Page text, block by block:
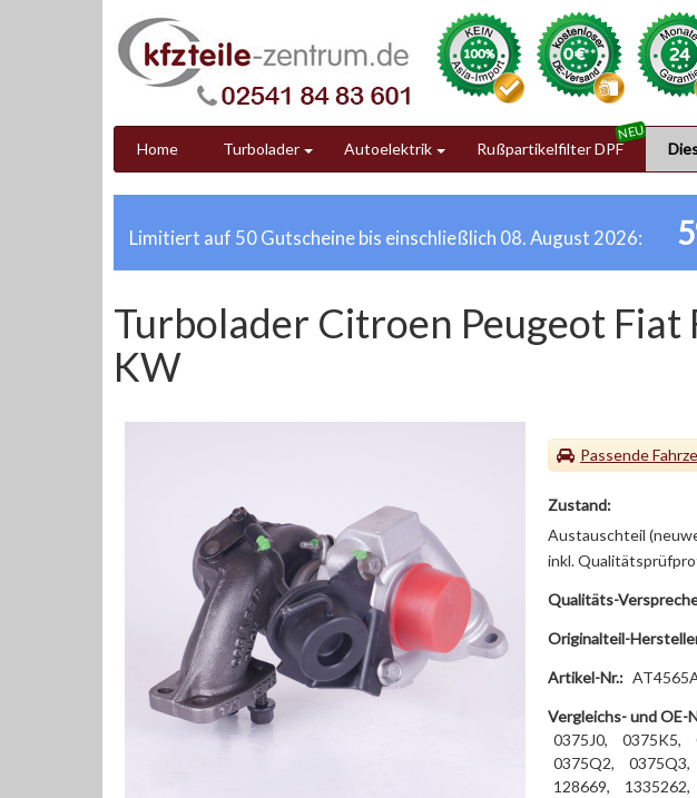
Home Turbolader Autoelektrik Rußpartikelfilter DPF
Limitiert auf 50 Gutscheine bis einschließlich 08. August 2026:
Turbolader Citroen Peugeot Fiat
KW
Passende
Zustand:
Austauschteil
inkl.
Qualitäts-
Originalteil-
Artikel-Nr.:
Vergleichs- und OE-
0375J0,
0375K5,
0375Q2,
0375Q3,
128669,
1335262,